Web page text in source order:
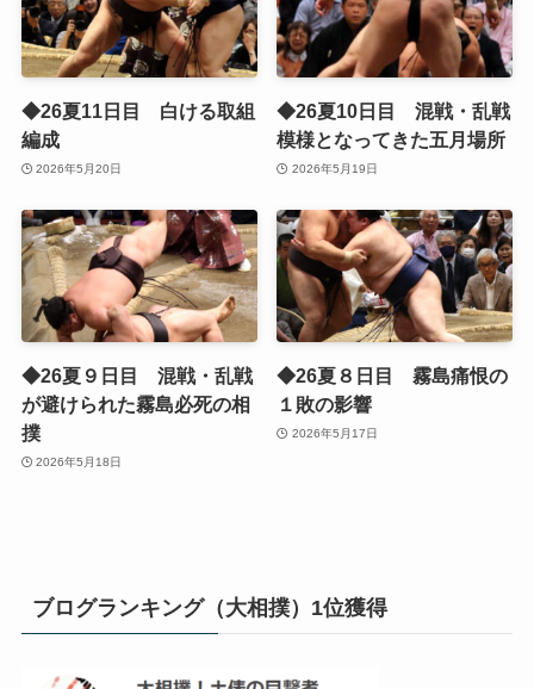
◆26夏11日目 白ける取組
編成
2026年5月20日
◆26夏10日目 混戦・乱戦
模様となってきた五月場所
2026年5月19日
◆26夏９日目 混戦・乱戦
が避けられた霧島必死の相
撲
2026年5月18日
◆26夏８日目 霧島痛恨の
１敗の影響
2026年5月17日
ブログランキング（大相撲）1位獲得